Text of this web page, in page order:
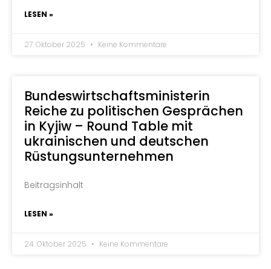
LESEN »
27. Oktober 2025 Keine Kommentare
Bundeswirtschaftsministerin
Reiche zu politischen Gesprächen
in Kyjiw – Round Table mit
ukrainischen und deutschen
Rüstungsunternehmen
Beitragsinhalt
LESEN »
24. Oktober 2025 Keine Kommentare